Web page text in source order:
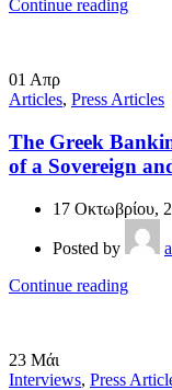
Continue reading
01 Απρ
Articles, Press Articles
The Greek
of a Sovereign
17 Οκτωβρίου,
Posted by
Continue reading
23 Μάι
Interviews, Press